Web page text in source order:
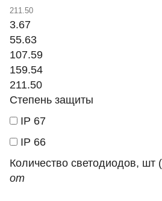
3.67
55.63
107.59
159.54
211.50
Степень защиты
IP 67
IP 66
Количество светодиодов, шт
от